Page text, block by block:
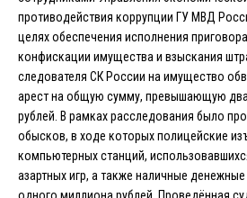
противодействия коррупции ГУ МВД
целях обеспечения исполнения
конфискации имущества и взыскания
следователя СК России на имущество
арест на общую сумму, превышающую
рублей. В рамках расследования было
обысков, в ходе которых полицейские
компьютерных станций,
азартных игр, а также наличные